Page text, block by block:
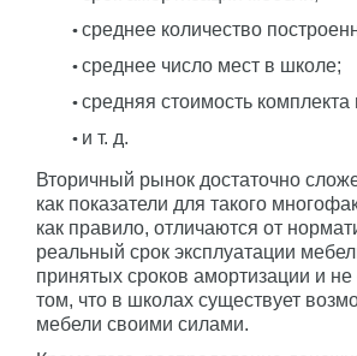
среднее количество
среднее число мест в школе;
средняя стоимость
и т. д.
Вторичный рынок достаточно
как показатели для такого
как правило, отличаются от
реальный срок эксплуатации
принятых сроков амортизации и не
том, что в школах существует
мебели своими силами.